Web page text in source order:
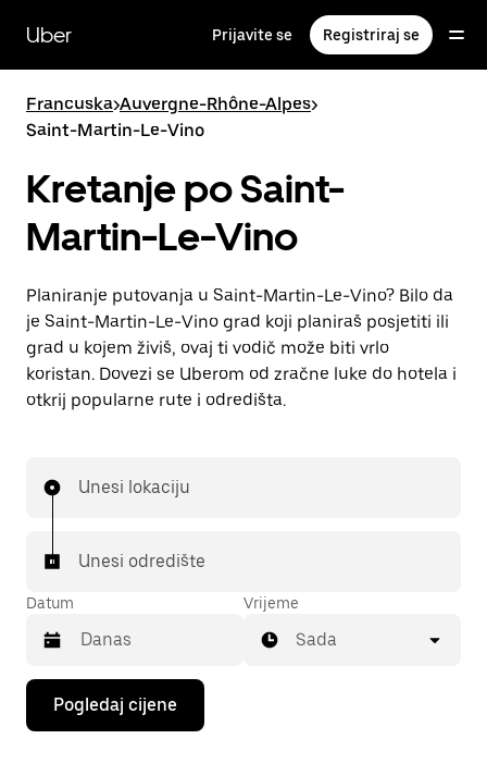
glavni
sadržaj
Uber Prijavite se Registriraj se
Francuska>Auvergne-Rhône-Alpes>
Saint-Martin-Le-Vino
Kretanje po Saint-
Martin-Le-Vino
Planiranje putovanja u Saint-Martin-Le-Vino? Bilo da
je Saint-Martin-Le-Vino grad koji planiraš posjetiti ili
grad u kojem živiš, ovaj ti vodič može biti vrlo
koristan. Dovezi se Uberom od zračne luke do hotela i
otkrij popularne rute i odredišta.
Unesi lokaciju
Unesi odredište
Datum
Pritisni
tipku
sa
Vrijeme
Sada
Pogledaj cijene